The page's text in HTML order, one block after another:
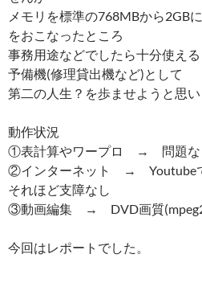
メモリを標準の768MBから2GB
をおこなったところ
事務用途などでしたら十分使え
予備機(修理貸出機など)として
第二の人生？を歩ませようと思い
動作状況
①表計算やワープロ → 問題な
②インターネット → Youtubeで
それほど支障なし
③動画編集 → DVD画質
今回はレポートでした。